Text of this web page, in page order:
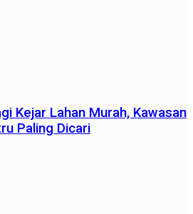
Kejar Lahan Murah, Kawasan
Paling Dicari